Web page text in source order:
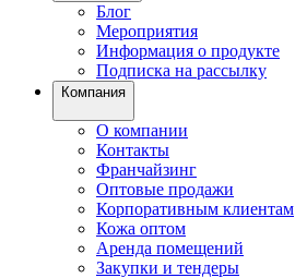
Блог
Мероприятия
Информация о продукте
Подписка на рассылку
Компания
О компании
Контакты
Франчайзинг
Оптовые продажи
Корпоративным клиентам
Кожа оптом
Аренда помещений
Закупки и тендеры